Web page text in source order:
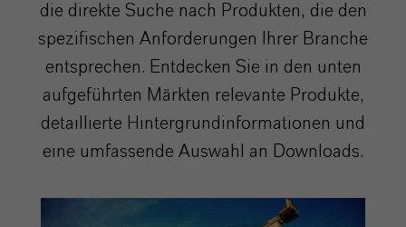
die direkte Suche nach Produkten, die den
spezifischen Anforderungen Ihrer Branche
entsprechen. Entdecken Sie in den unten
aufgeführten Märkten relevante Produkte,
detaillierte Hintergrundinformationen und
eine umfassende Auswahl an Downloads.